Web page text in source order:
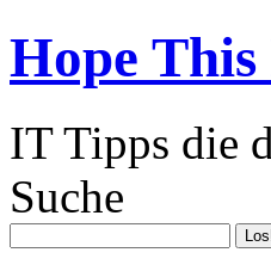
Hope This
IT Tipps die
Suche